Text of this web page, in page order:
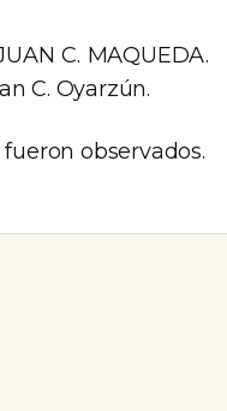
C. MAQUEDA.
C. Oyarzún.
observados.